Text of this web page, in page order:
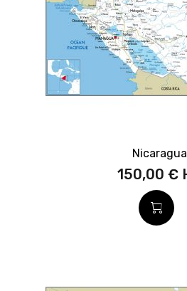
Nicaragua
150,00 €